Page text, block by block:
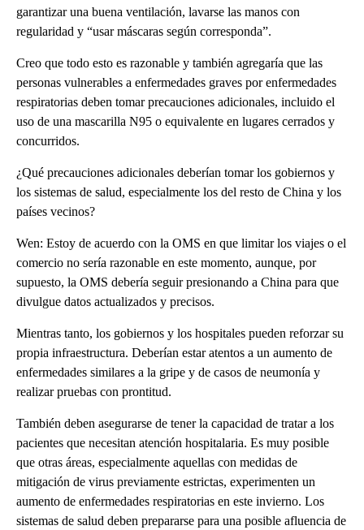
garantizar una buena ventilación, lavarse las manos con
regularidad y “usar máscaras según corresponda”.
Creo que todo esto es razonable y también agregaría que las
personas vulnerables a enfermedades graves por enfermedades
respiratorias deben tomar precauciones adicionales, incluido el
uso de una mascarilla N95 o equivalente en lugares cerrados y
concurridos.
¿Qué precauciones adicionales deberían tomar los gobiernos y
los sistemas de salud, especialmente los del resto de China y los
países vecinos?
Wen: Estoy de acuerdo con la OMS en que limitar los viajes o el
comercio no sería razonable en este momento, aunque, por
supuesto, la OMS debería seguir presionando a China para que
divulgue datos actualizados y precisos.
Mientras tanto, los gobiernos y los hospitales pueden reforzar su
propia infraestructura. Deberían estar atentos a un aumento de
enfermedades similares a la gripe y de casos de neumonía y
realizar pruebas con prontitud.
También deben asegurarse de tener la capacidad de tratar a los
pacientes que necesitan atención hospitalaria. Es muy posible
que otras áreas, especialmente aquellas con medidas de
mitigación de virus previamente estrictas, experimenten un
aumento de enfermedades respiratorias en este invierno. Los
sistemas de salud deben prepararse para una posible afluencia de